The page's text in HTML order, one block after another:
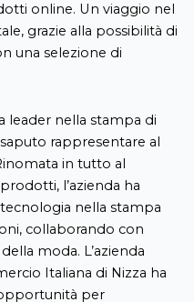
online. Un viaggio nel
grazie alla possibilità di
una selezione di
leader nella stampa di
rappresentare al
in tutto al
l’azienda ha
nella stampa
collaborando con
moda. L’azienda
Italiana di Nizza ha
per